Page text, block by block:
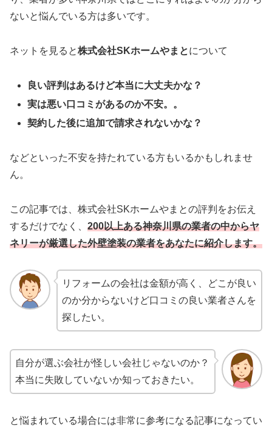
ないと悩んでいる方は多いです。
ネットを見ると株式会社SKホームやまとについて
良い評判はあるけど本当に大丈夫かな？
実は悪い口コミがあるのか不安。。
契約した後に追加で請求されないかな？
などといった不安を持たれている方もいるかもしれませ
ん。
この記事では、株式会社SKホームやまとの評判をお伝え
するだけでなく、 200以上ある神奈川県の業者の中からヤ
ネリーが厳選した外壁塗装の業者をあなたに紹介します。
リフォームの会社は金額が高く、どこが良い
のか分からないけど口コミの良い業者さんを
探したい。
自分が選ぶ会社が怪しい会社じゃないのか？
本当に失敗していないか知っておきたい。
と悩まれている場合には非常に参考になる記事になってい